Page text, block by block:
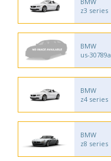
z3 series
BMW
us-30789a
BMW
z4 series
BMW
z8 series